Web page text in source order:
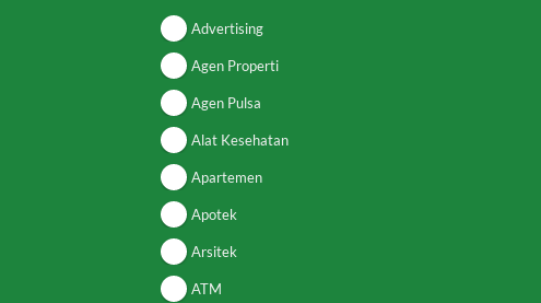
Advertising
Agen Properti
Agen Pulsa
Alat Kesehatan
Apartemen
Apotek
Arsitek
ATM